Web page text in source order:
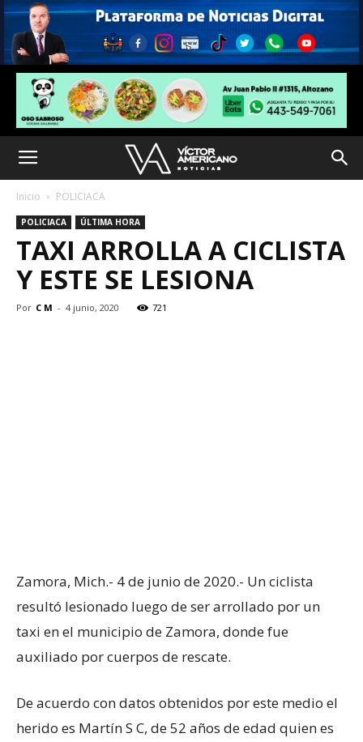
Inicio POLICIACA
POLICIACA ÚLTIMA HORA
TAXI ARROLLA A CICLISTA
Y ESTE SE LESIONA
Por C M - 4 junio, 2020 721
Zamora, Mich.- 4 de junio de 2020.- Un ciclista
resultó lesionado luego de ser arrollado por un
taxi en el municipio de Zamora, donde fue
auxiliado por cuerpos de rescate.
De acuerdo con datos obtenidos por este medio el
herido es Martín S C, de 52 años de edad quien es